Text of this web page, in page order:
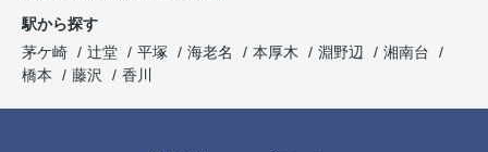
駅から探す
茅ケ崎
辻堂 平塚 海老名 本厚木 淵野辺
湘南台
橋本
藤沢 香川